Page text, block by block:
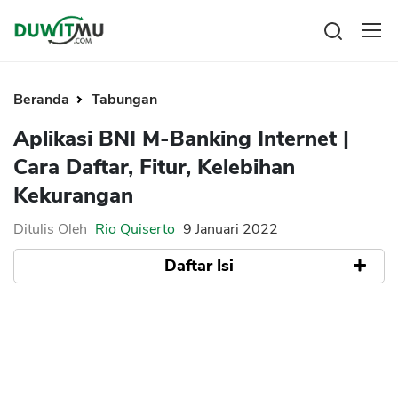
Saham
Bitcoin
Investasi
Pengeluaran
Asuransi
Rencana Keuangan
Mengelola keuangan
Kartu Kredit
KPR
KTA
Pinjaman Online
Hutang
Pinjaman
Kartu Kredit
Beranda Tabungan
Aplikasi BNI M-Banking Internet |
Cara Daftar, Fitur, Kelebihan
Kekurangan
Ditulis Oleh Rio Quiserto 9 Januari 2022
Daftar Isi